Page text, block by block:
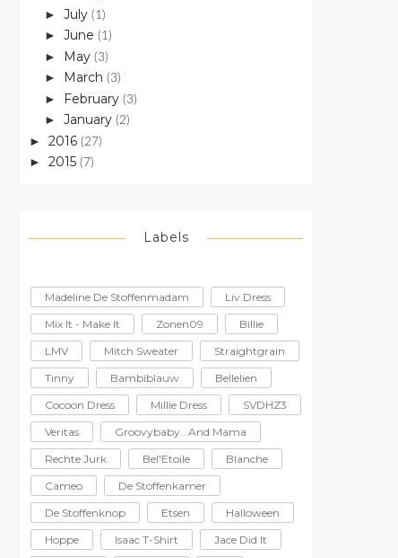
► July (1)
► June (1)
► May (3)
► March (3)
► February (3)
► January (2)
► 2016 (27)
► 2015 (7)
Labels
Madeline De Stoffenmadam
Liv Dress
Mix It - Make It
Zonen09
Billie
LMV
Mitch Sweater
Straightgrain
Tinny
Bambiblauw
Bellelien
Cocoon Dress
Millie Dress
SVDHZ3
Veritas
Groovybaby...and Mama
Rechte Jurk
Bel'Etoile
Blanche
Cameo
De Stoffenkamer
De Stoffenknop
Etsen
Halloween
Hoppe
Isaac T-Shirt
Jace Did It